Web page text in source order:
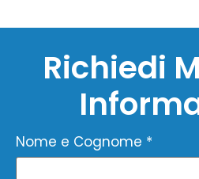
Richiedi
Nome e Cognome *